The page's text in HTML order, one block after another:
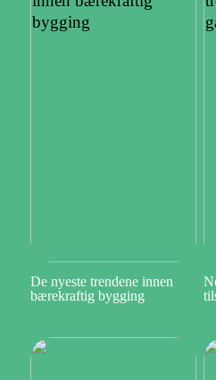
De nyeste trendene innen
bærekraftig bygging